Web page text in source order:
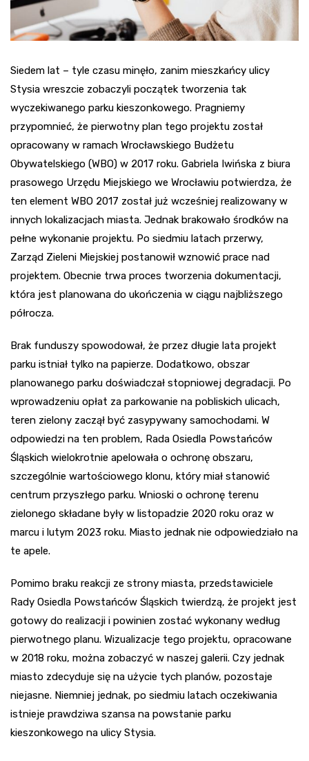
Siedem lat – tyle czasu minęło, zanim mieszkańcy ulicy
Stysia wreszcie zobaczyli początek tworzenia tak
wyczekiwanego parku kieszonkowego. Pragniemy
przypomnieć, że pierwotny plan tego projektu został
opracowany w ramach Wrocławskiego Budżetu
Obywatelskiego (WBO) w 2017 roku. Gabriela Iwińska z biura
prasowego Urzędu Miejskiego we Wrocławiu potwierdza, że
ten element WBO 2017 został już wcześniej realizowany w
innych lokalizacjach miasta. Jednak brakowało środków na
pełne wykonanie projektu. Po siedmiu latach przerwy,
Zarząd Zieleni Miejskiej postanowił wznowić prace nad
projektem. Obecnie trwa proces tworzenia dokumentacji,
która jest planowana do ukończenia w ciągu najbliższego
półrocza.
Brak funduszy spowodował, że przez długie lata projekt
parku istniał tylko na papierze. Dodatkowo, obszar
planowanego parku doświadczał stopniowej degradacji. Po
wprowadzeniu opłat za parkowanie na pobliskich ulicach,
teren zielony zaczął być zasypywany samochodami. W
odpowiedzi na ten problem, Rada Osiedla Powstańców
Śląskich wielokrotnie apelowała o ochronę obszaru,
szczególnie wartościowego klonu, który miał stanowić
centrum przyszłego parku. Wnioski o ochronę terenu
zielonego składane były w listopadzie 2020 roku oraz w
marcu i lutym 2023 roku. Miasto jednak nie odpowiedziało na
te apele.
Pomimo braku reakcji ze strony miasta, przedstawiciele
Rady Osiedla Powstańców Śląskich twierdzą, że projekt jest
gotowy do realizacji i powinien zostać wykonany według
pierwotnego planu. Wizualizacje tego projektu, opracowane
w 2018 roku, można zobaczyć w naszej galerii. Czy jednak
miasto zdecyduje się na użycie tych planów, pozostaje
niejasne. Niemniej jednak, po siedmiu latach oczekiwania
istnieje prawdziwa szansa na powstanie parku
kieszonkowego na ulicy Stysia.